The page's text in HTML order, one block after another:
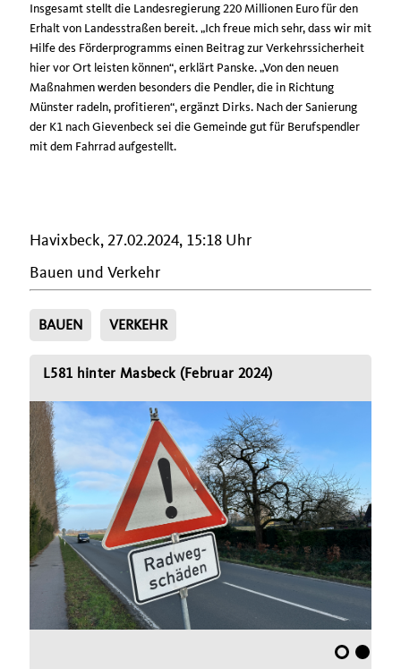
Insgesamt stellt die Landesregierung 220 Millionen Euro für den
Erhalt von Landesstraßen bereit. „Ich freue mich sehr, dass wir mit
Hilfe des Förderprogramms einen Beitrag zur Verkehrssicherheit
hier vor Ort leisten können“, erklärt Panske. „Von den neuen
Maßnahmen werden besonders die Pendler, die in Richtung
Münster radeln, profitieren“, ergänzt Dirks. Nach der Sanierung
der K1 nach Gievenbeck sei die Gemeinde gut für Berufspendler
mit dem Fahrrad aufgestellt.
Havixbeck, 27.02.2024, 15:18 Uhr
Bauen und Verkehr
BAUEN VERKEHR
L581 hinter Masbeck (Februar 2024)